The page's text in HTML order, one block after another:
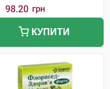
98.20 грн
КУПИТИ